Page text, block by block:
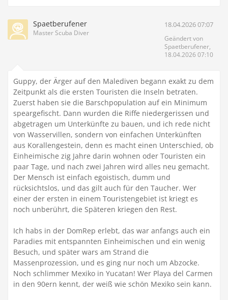
Spaetberufener
Master Scuba Diver
18.04.2026 07:07
Geändert von
Spaetberufener,
18.04.2026 07:10
Guppy, der Ärger auf den Malediven begann exakt zu dem
Zeitpunkt als die ersten Touristen die Inseln betraten.
Zuerst haben sie die Barschpopulation auf ein Minimum
speargefischt. Dann wurden die Riffe niedergerissen und
abgetragen um Unterkünfte zu bauen, und ich rede nicht
von Wasservillen, sondern von einfachen Unterkünften
aus Korallengestein, denn es macht einen Unterschied, ob
Einheimische zig Jahre darin wohnen oder Touristen ein
paar Tage, und nach zwei Jahren wird alles neu gemacht.
Der Mensch ist einfach egoistisch, dumm und
rücksichtslos, und das gilt auch für den Taucher. Wer
einer der ersten in einem Touristengebiet ist kriegt es
noch unberührt, die Späteren kriegen den Rest.
Ich habs in der DomRep erlebt, das war anfangs auch ein
Paradies mit entspannten Einheimischen und ein wenig
Besuch, und später wars am Strand die
Massenprozession, und es ging nur noch um Abzocke.
Noch schlimmer Mexiko in Yucatan! Wer Playa del Carmen
in den 90ern kennt, der weiß wie schön Mexiko sein kann.